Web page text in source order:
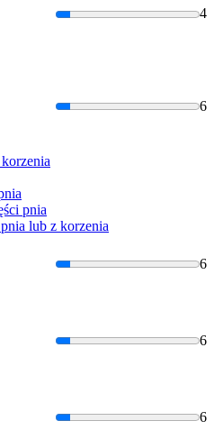
4
6
pnia
lub z korzenia
6
6
6